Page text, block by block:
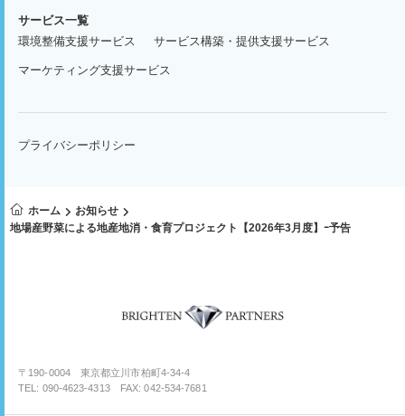
サービス一覧
環境整備支援サービス
サービス構築・提供支援サービス
マーケティング支援サービス
プライバシーポリシー
ホーム
お知らせ
地場産野菜による地産地消・食育プロジェクト【2026年3月度】ｰ予告
〒190-0004 東京都立川市柏町4-34-4
TEL: 090-4623-4313 FAX: 042-534-7681